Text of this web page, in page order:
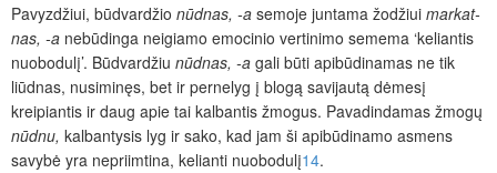
Pavyzdžiui, būdvardžio nūdnas, -a semoje juntama žodžiui markat­
nas, -a nebūdinga neigiamo emocinio vertinimo semema ‘keliantis
nuobodulį’. Būdvardžiu nūdnas, -a gali būti apibūdinamas ne tik
liūdnas, nusiminęs, bet ir pernelyg į blogą savijautą dėmesį
kreipiantis ir daug apie tai kalbantis žmogus. Pavadindamas žmogų
nūdnu, kalbantysis lyg ir sako, kad jam ši apibūdinamo asmens
savybė yra nepriimtina, kelianti nuobodulį14.